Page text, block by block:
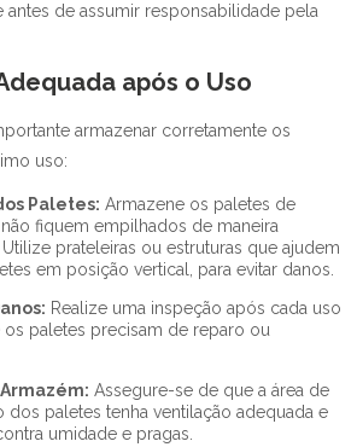
antes de assumir responsabilidade pela
após o Uso
armazenar corretamente os
uso:
Paletes: Armazene os paletes de
fiquem empilhados de maneira
prateleiras ou estruturas que ajudem
em posição vertical, para evitar danos.
Realize uma inspeção após cada uso
os paletes precisam de reparo ou
Armazém: Assegure-se de que a área de
dos paletes tenha ventilação adequada e
umidade e pragas.